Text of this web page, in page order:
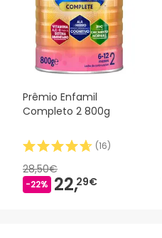
Prêmio Enfamil
Completo 2 800g
(16)
28,50€
-22% 22,29€